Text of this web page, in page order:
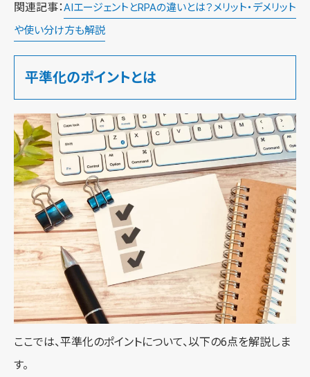
関連記事：AIエージェントとRPAの違いとは？メリット・デメリット
や使い分け方も解説
平準化のポイントとは
ここでは、平準化のポイントについて、以下の6点を解説しま
す。